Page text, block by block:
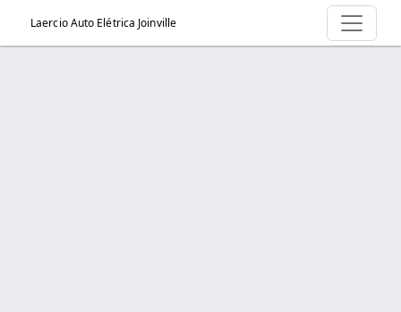
Laercio Auto Elétrica Joinville